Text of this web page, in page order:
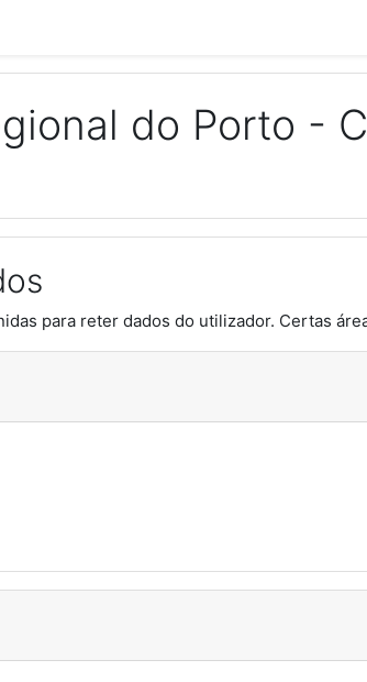
do Porto -
para reter dados do utilizador. Certas